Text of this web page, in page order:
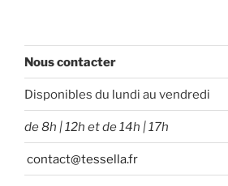
Nous contacter
Disponibles du lundi au vendredi
de 8h | 12h et de 14h | 17h
contact@tessella.fr